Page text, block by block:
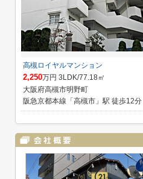
高槻ロイヤルマンション
2,250万円 3LDK/77.18㎡
大阪府高槻市明野町
阪急京都本線「高槻市」駅 徒歩12分